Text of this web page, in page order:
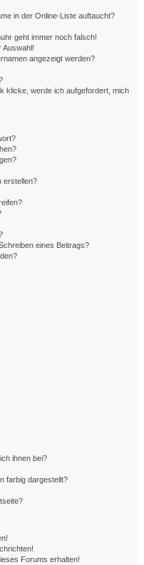
in der Online-Liste auftaucht?
geht immer noch falsch!
Auswahl!
angezeigt werden?
klicke, werde ich aufgefordert, mich
erstellen?
eines Beitrags?
ihnen bei?
farbig dargestellt?
Forums erhalten!